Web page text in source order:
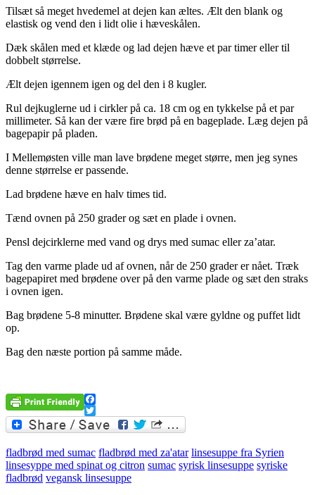
Tilsæt så meget hvedemel at dejen kan æltes. Ælt den blank og
elastisk og vend den i lidt olie i hæveskålen.
Dæk skålen med et klæde og lad dejen hæve et par timer eller til
dobbelt størrelse.
Ælt dejen igennem igen og del den i 8 kugler.
Rul dejkuglerne ud i cirkler på ca. 18 cm og en tykkelse på et par
millimeter. Så kan der være fire brød på en bageplade. Læg dejen på
bagepapir på pladen.
I Mellemøsten ville man lave brødene meget større, men jeg synes
denne størrelse er passende.
Lad brødene hæve en halv times tid.
Tænd ovnen på 250 grader og sæt en plade i ovnen.
Pensl dejcirklerne med vand og drys med sumac eller za’atar.
Tag den varme plade ud af ovnen, når de 250 grader er nået. Træk
bagepapiret med brødene over på den varme plade og sæt den straks
i ovnen igen.
Bag brødene 5-8 minutter. Brødene skal være gyldne og puffet lidt
op.
Bag den næste portion på samme måde.
Facebook
Twitter
fladbrød med sumac fladbrød med za'atar linsesuppe fra Syrien
linsesyppe med spinat og citron sumac syrisk linsesuppe syriske
fladbrød vegansk linsesuppe